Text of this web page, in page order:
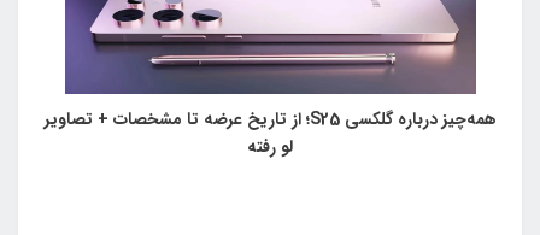
همه‌چیز درباره گلکسی S25؛ از تاریخ عرضه تا مشخصات + تصاویر
لو رفته